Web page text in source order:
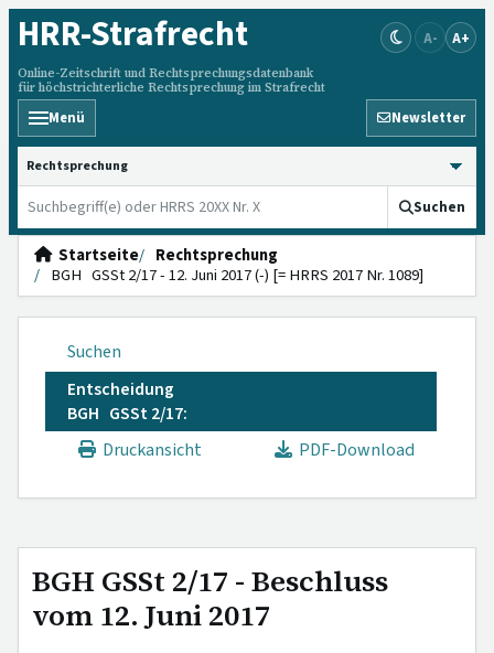
HRR-Strafrecht
Online-Zeitschrift und Rechtsprechungsdatenbank
für höchstrichterliche Rechtsprechung im Strafrecht
A- A+
Menü Newsletter
HRRS durchsuchen
Suchen
Startseite
Rechtsprechung
BGH GSSt 2/17 - 12. Juni 2017 (-) [= HRRS 2017 Nr. 1089]
Suchen
Entscheidung
BGH GSSt 2/17:
Druckansicht
PDF-Download
BGH GSSt 2/17 - Beschluss
vom 12. Juni 2017